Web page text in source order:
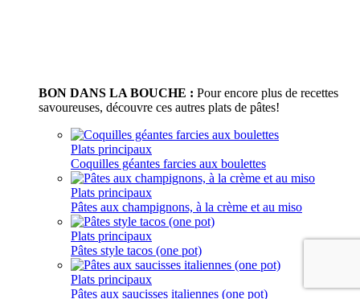
BON DANS LA BOUCHE : Pour encore plus de recettes
savoureuses, découvre ces autres plats de pâtes!
Plats principaux
Coquilles géantes farcies aux boulettes
Plats principaux
Pâtes aux champignons, à la crème et au miso
Plats principaux
Pâtes style tacos (one pot)
Plats principaux
Pâtes aux saucisses italiennes (one pot)